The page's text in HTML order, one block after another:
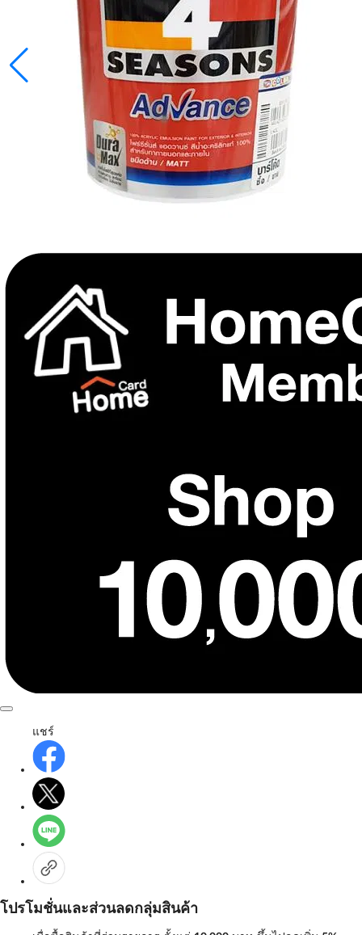
แชร์
โปรโมชั่นและส่วนลดกลุ่มสินค้า